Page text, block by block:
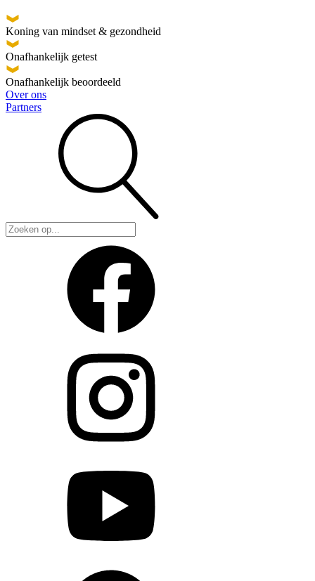
Koning van mindset & gezondheid
Onafhankelijk getest
Onafhankelijk beoordeeld
Over ons
Partners